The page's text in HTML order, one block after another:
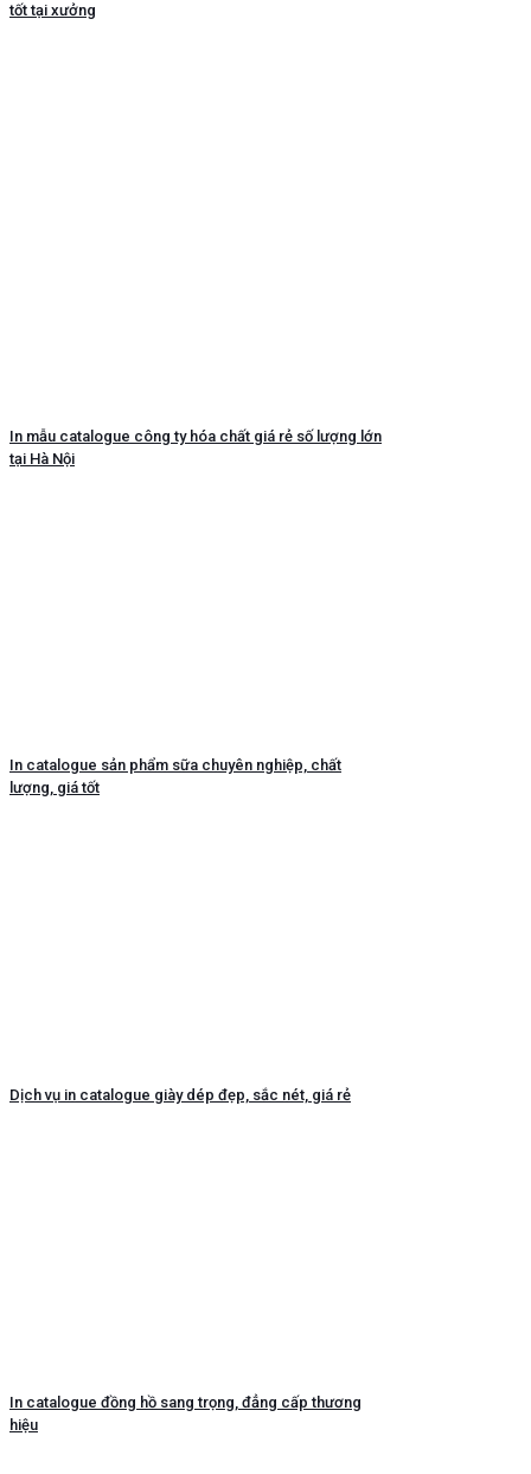
tốt tại xưởng
In mẫu catalogue công ty hóa chất giá rẻ số lượng lớn
tại Hà Nội
In catalogue sản phẩm sữa chuyên nghiệp, chất
lượng, giá tốt
Dịch vụ in catalogue giày dép đẹp, sắc nét, giá rẻ
In catalogue đồng hồ sang trọng, đẳng cấp thương
hiệu